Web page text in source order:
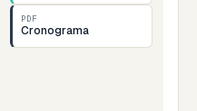
PDF
Cronograma